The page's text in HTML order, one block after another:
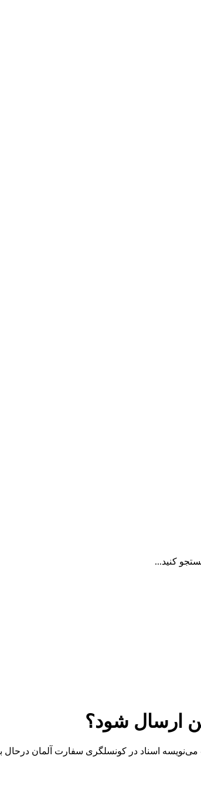
کنید...
ارسال شود؟
شینگن داده‌ام اما ۲۱روز گذشته داخل سایت می‌نویسه اسناد در